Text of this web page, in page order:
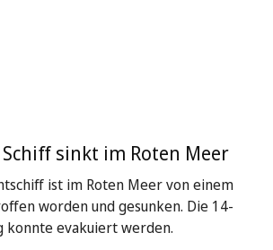
sinkt im Roten Meer
ist im Roten Meer von einem
worden und gesunken. Die 14-
konnte evakuiert werden.